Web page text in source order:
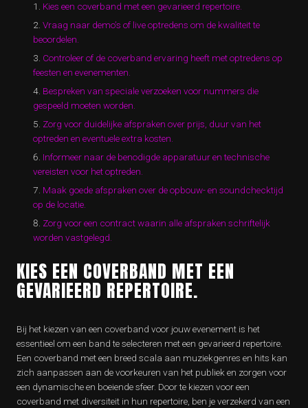
Kies een coverband met een gevarieerd repertoire.
Vraag naar demo’s of live optredens om de kwaliteit te
beoordelen.
Controleer of de coverband ervaring heeft met optredens op
feesten en evenementen.
Bespreken van speciale verzoeken voor nummers die
gespeeld moeten worden.
Zorg voor duidelijke afspraken over prijs, duur van het
optreden en eventuele extra kosten.
Informeer naar de benodigde apparatuur en technische
vereisten voor het optreden.
Maak goede afspraken over de opbouw- en soundchecktijd
op de locatie.
Zorg voor een contract waarin alle afspraken schriftelijk
worden vastgelegd.
KIES EEN COVERBAND MET EEN
GEVARIEERD REPERTOIRE.
Bij het kiezen van een coverband voor jouw evenement is het
essentieel om een band te selecteren met een gevarieerd repertoire.
Een coverband met een breed scala aan muziekgenres en hits kan
zich aanpassen aan de voorkeuren van het publiek en zorgen voor
een dynamische en boeiende sfeer. Door te kiezen voor een
coverband met diversiteit in hun repertoire, ben je verzekerd van een